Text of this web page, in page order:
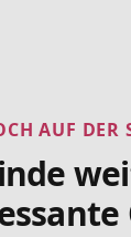
AUF DER